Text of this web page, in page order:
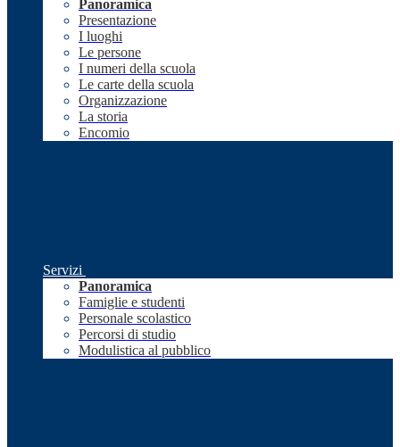
Panoramica
Presentazione
I luoghi
Le persone
I numeri della scuola
Le carte della scuola
Organizzazione
La storia
Encomio
Servizi
Panoramica
Famiglie e studenti
Personale scolastico
Percorsi di studio
Modulistica al pubblico